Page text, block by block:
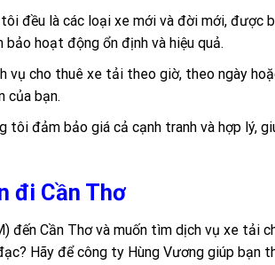
đều là các loại xe mới và đời mới, được
hoạt động ổn định và hiệu quả.
vụ cho thuê xe tải theo giờ, theo ngày
của bạn.
tôi đảm bảo giá cả cạnh tranh và hợp lý,
đi Cần Thơ
đến Cần Thơ và muốn tìm dịch vụ xe tải
Hãy để công ty Hùng Vương giúp bạn